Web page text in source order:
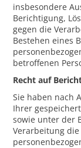
insbesondere
Berichtigung,
gegen die
Bestehen eines
betroffenen
Recht auf
Sie haben nach
Ihrer
sowie unter der
Verarbeitung